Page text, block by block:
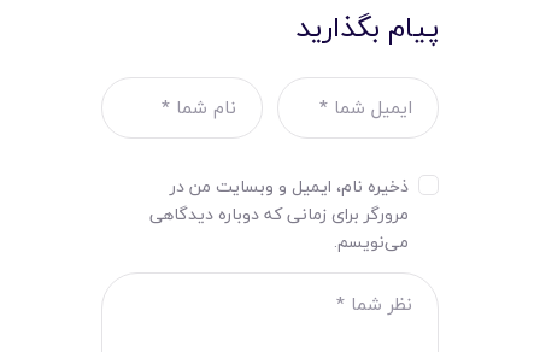
پیام بگذارید
ذخیره نام، ایمیل و وبسایت من در
مرورگر برای زمانی که دوباره دیدگاهی
می‌نویسم.